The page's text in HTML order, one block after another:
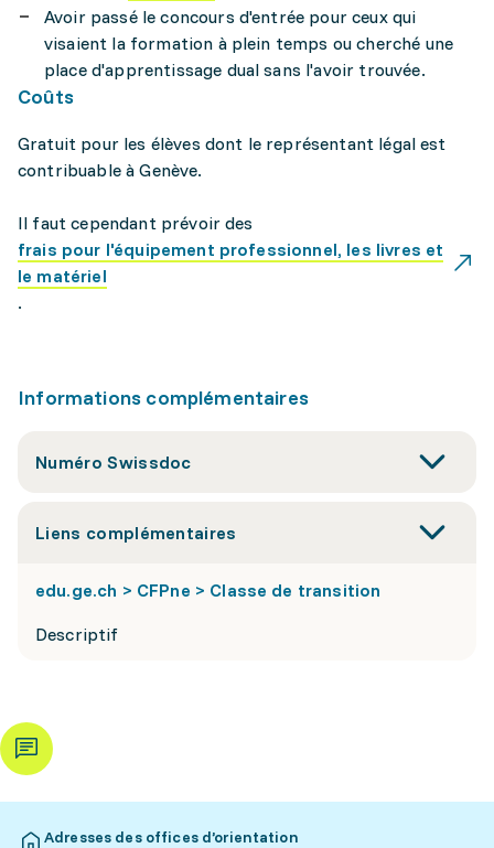
Avoir passé le concours d'entrée pour ceux qui
visaient la formation à plein temps ou cherché une
place d'apprentissage dual sans l'avoir trouvée.
Coûts
Gratuit pour les élèves dont le représentant légal est
contribuable à Genève.
Il faut cependant prévoir des
frais pour l'équipement professionnel, les livres et
le matériel
.
Informations complémentaires
Numéro Swissdoc
Liens complémentaires
edu.ge.ch > CFPne > Classe de transition
Descriptif
Adresses des offices d’orientation